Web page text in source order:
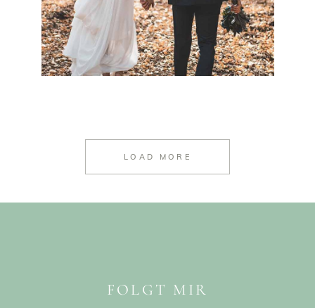
LOAD MORE
FOLGT MIR